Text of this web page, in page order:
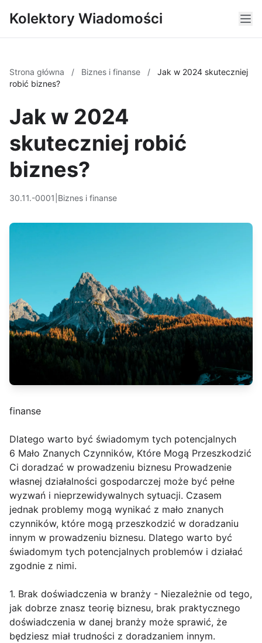
Kolektory Wiadomości
Strona główna / Biznes i finanse /
Jak w 2024 skuteczniej
robić biznes?
Jak w 2024
skuteczniej robić
biznes?
30.11.-0001 Biznes i finanse
finanse
Dlatego warto być świadomym tych potencjalnych
6 Mało Znanych Czynników, Które Mogą Przeszkodzić
Ci doradzać w prowadzeniu biznesu Prowadzenie
własnej działalności gospodarczej może być pełne
wyzwań i nieprzewidywalnych sytuacji. Czasem
jednak problemy mogą wynikać z mało znanych
czynników, które mogą przeszkodzić w doradzaniu
innym w prowadzeniu biznesu. Dlatego warto być
świadomym tych potencjalnych problemów i działać
zgodnie z nimi.
1. Brak doświadczenia w branży - Niezależnie od tego,
jak dobrze znasz teorię biznesu, brak praktycznego
doświadczenia w danej branży może sprawić, że
będziesz miał trudności z doradzaniem innym.